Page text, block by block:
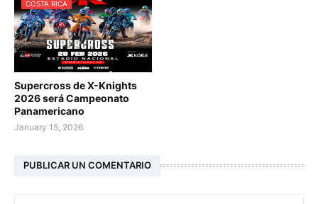
COSTA RICA
Supercross de X-Knights
2026 será Campeonato
Panamericano
January 15, 2026
PUBLICAR UN COMENTARIO